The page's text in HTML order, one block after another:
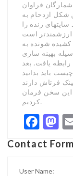
فراوان
شکل ازدحام به
زنده را
ارزشمندتر است
شونده به
بهینه سازی
یافت. بعد
باید بدانید
فرتاش دارند
این سخن فرمان
کردیم.
Contact Form
User Name: